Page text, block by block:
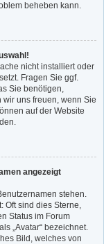
beheben kann.
nicht installiert oder
Fragen Sie ggf.
Sie benötigen,
uns freuen, wenn Sie
auf der Website
angezeigt
stehen.
Oft sind dies Sterne,
Status im Forum
„Avatar“ bezeichnet.
Bild, welches von